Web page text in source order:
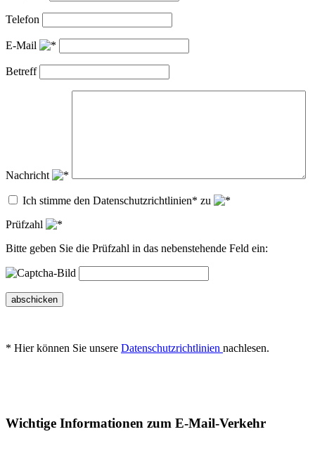
Telefon
E-Mail
Betreff
Nachricht
Ich stimme den Datenschutzrichtlinien* zu
Prüfzahl
Bitte geben Sie die Prüfzahl in das nebenstehende Feld ein:
abschicken
* Hier können Sie unsere Datenschutzrichtlinien nachlesen.
Wichtige Informationen zum E-Mail-Verkehr